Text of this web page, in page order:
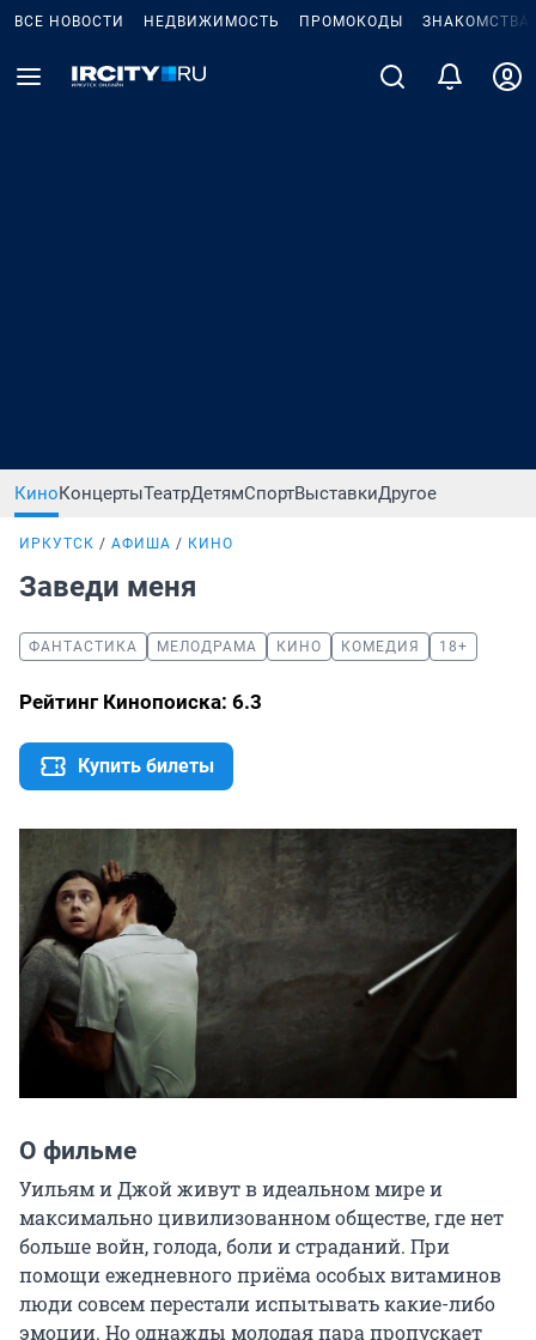
ВСЕ НОВОСТИ НЕДВИЖИМОСТЬ ПРОМОКОДЫ ЗНАКОМСТВА
КиноКонцертыТеатрДетямСпортВыставкиДругое
ИРКУТСК АФИША КИНО
Заведи меня
ФАНТАСТИКА МЕЛОДРАМА КИНО КОМЕДИЯ 18+
Рейтинг Кинопоиска: 6.3
Купить билеты
О фильме
Уильям и Джой живут в идеальном мире и
максимально цивилизованном обществе, где нет
больше войн, голода, боли и страданий. При
помощи ежедневного приёма особых витаминов
люди совсем перестали испытывать какие-либо
эмоции. Но однажды молодая пара пропускает